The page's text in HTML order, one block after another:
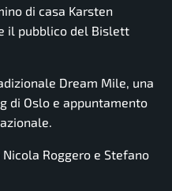
di casa Karsten
il pubblico del Bislett
Dream Mile, una
di Oslo e appuntamento
Roggero e Stefano